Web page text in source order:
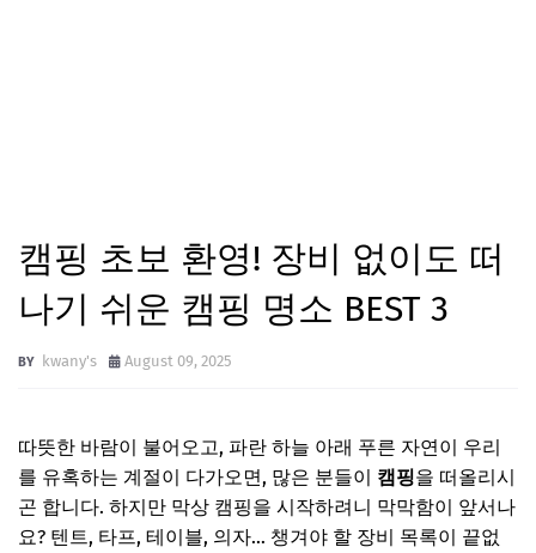
캠핑 초보 환영! 장비 없이도 떠
나기 쉬운 캠핑 명소 BEST 3
kwany's August 09, 2025
따뜻한 바람이 불어오고, 파란 하늘 아래 푸른 자연이 우리
를 유혹하는 계절이 다가오면, 많은 분들이 캠핑을 떠올리시
곤 합니다. 하지만 막상 캠핑을 시작하려니 막막함이 앞서나
요? 텐트, 타프, 테이블, 의자… 챙겨야 할 장비 목록이 끝없